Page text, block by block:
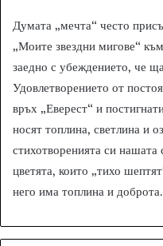
Думата „мечта“ често
„Моите звездни мигове“
заедно с убеждението, че
Удовлетворението от
връх „Еверест“ и
носят топлина, светлина и
стихотворенията си
цветята, които „тихо
него има топлина и доброта.